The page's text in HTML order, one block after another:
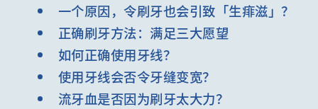
一个原因，令刷牙也会引致「生痱滋」？
正确刷牙方法：满足三大愿望
如何正确使用牙线？
使用牙线会否令牙缝变宽？
流牙血是否因为刷牙太大力？